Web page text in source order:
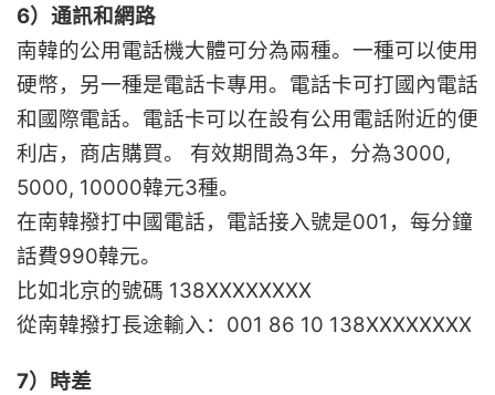
6）通訊和網路
南韓的公用電話機大體可分為兩種。一種可以使用
硬幣，另一種是電話卡專用。電話卡可打國內電話
和國際電話。電話卡可以在設有公用電話附近的便
利店，商店購買。 有效期間為3年，分為3000,
5000, 10000韓元3種。
在南韓撥打中國電話，電話接入號是001，每分鐘
話費990韓元。
比如北京的號碼 138XXXXXXXX
從南韓撥打長途輸入：001 86 10 138XXXXXXXX
7）時差